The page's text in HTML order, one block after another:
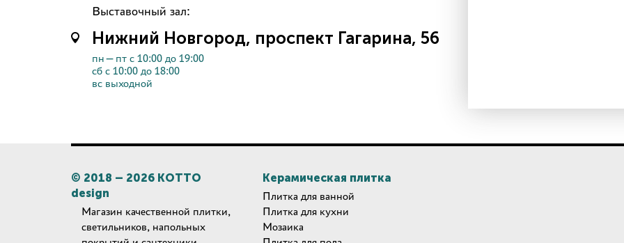
Выставочный зал:
Нижний Новгород, проспект Гагарина, 56
пн—пт с 10:00 до 19:00
сб с 10:00 до 18:00
вс выходной
© 2018 – 2026 КОТТО
design
Магазин качественной плитки,
светильников, напольных
Керамическая плитка
Плитка для ванной
Плитка для кухни
Мозаика